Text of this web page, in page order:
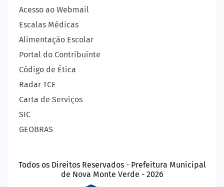
Acesso ao Webmail
Escalas Médicas
Alimentação Escolar
Portal do Contribuinte
Código de Ética
Radar TCE
Carta de Serviços
SIC
GEOBRAS
Todos os Direitos Reservados - Prefeitura Municipal
de Nova Monte Verde - 2026